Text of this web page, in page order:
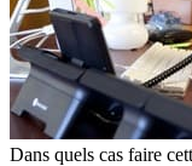
Dans quels cas faire